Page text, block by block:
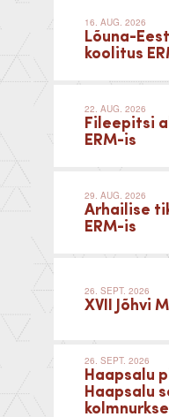
16. AUG. 2026
Lõuna-
koolitus
22. AUG. 2026
Fileepitsi
ERM-is
29. AUG. 2026
Arhailise
ERM-is
26. SEPT. 2026
XVII Jõhvi
26. SEPT. 2026
Haapsalu
Haapsalu